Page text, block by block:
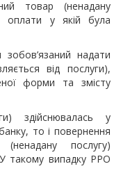
товар (ненадану
оплати у якій була
надати
від послуги),
форми та змісту
здійснювалась у
то і повернення
послугу)
У такому випадку РРО